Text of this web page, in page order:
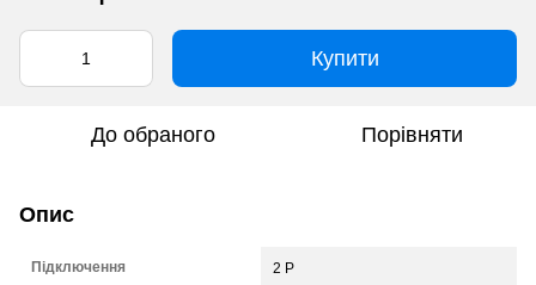
Купити
До обраного Порівняти
Опис
Підключення 2 P